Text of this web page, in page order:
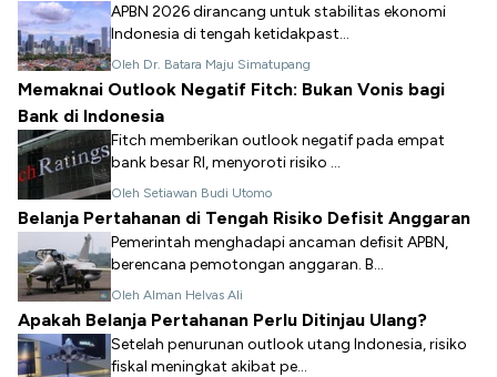
APBN 2026 dirancang untuk stabilitas ekonomi
Indonesia di tengah ketidakpast...
Oleh Dr. Batara Maju Simatupang
Memaknai Outlook Negatif Fitch: Bukan Vonis bagi
Bank di Indonesia
Fitch memberikan outlook negatif pada empat
bank besar RI, menyoroti risiko ...
Oleh Setiawan Budi Utomo
Belanja Pertahanan di Tengah Risiko Defisit Anggaran
Pemerintah menghadapi ancaman defisit APBN,
berencana pemotongan anggaran. B...
Oleh Alman Helvas Ali
Apakah Belanja Pertahanan Perlu Ditinjau Ulang?
Setelah penurunan outlook utang Indonesia, risiko
fiskal meningkat akibat pe...